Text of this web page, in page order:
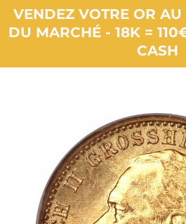
VENDEZ VOTRE OR
DU MARCHÉ - 18K =
CASH